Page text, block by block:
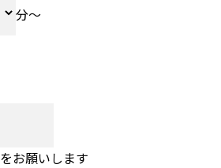
分～
お願いします